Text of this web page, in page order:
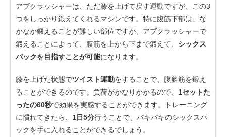
アブクラッシャーは、ただ膝を上げて戻す運動ですが、この3
つをしっかり鍛えてくれるマシンです。特に腹筋下部は、な
かなか鍛えることが難しい部位ですが、アブクラッシャーで
鍛えることによって、腹筋を上から下まで鍛えて、 シックス
パックを目指すことが可能になります。
膝を上げた状態でツイスト運動をすることで、腹斜筋を鍛え
ることができるのです。負荷がかなりかかるので、 1セットた
ったの60秒で効果を実感することができます。トレーニング
に慣れてきたら、 1日5分行うことで、バキバキのシックスパ
ックを手に入れることができるでしょう。